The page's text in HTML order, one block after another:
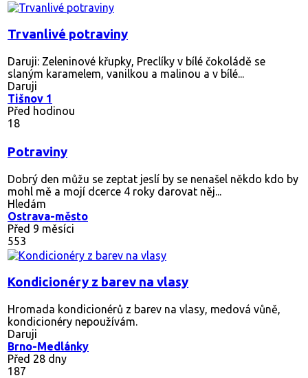
Trvanlivé potraviny
Daruji: Zeleninové křupky, Preclíky v bílé čokoládě se
slaným karamelem, vanilkou a malinou a v bílé...
Daruji
Tišnov 1
Před hodinou
18
Potraviny
Dobrý den můžu se zeptat jeslí by se nenašel někdo kdo by
mohl mě a mojí dcerce 4 roky darovat něj...
Hledám
Ostrava-město
Před 9 měsíci
553
Kondicionéry z barev na vlasy
Hromada kondicionérů z barev na vlasy, medová vůně,
kondicionéry nepoužívám.
Daruji
Brno-Medlánky
Před 28 dny
187